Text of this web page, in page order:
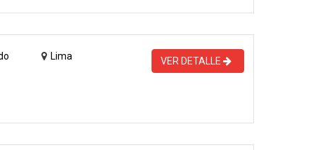
Lima VER DETALLE